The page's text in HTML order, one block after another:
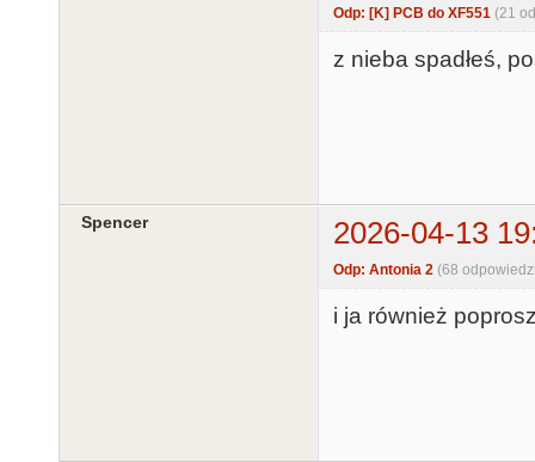
Odp: [K] PCB do XF551 (21
z nieba spadłeś,
Spencer 2026-04-13
Odp: Antonia 2 (68
i ja również